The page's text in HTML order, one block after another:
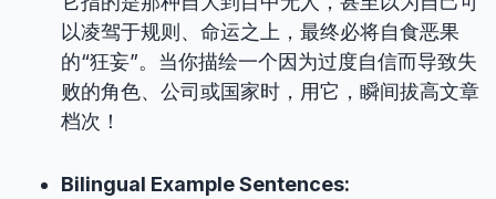
以凌驾于规则、命运之上，最终必将自食恶果
的“狂妄”。当你描绘一个因为过度自信而导致失
败的角色、公司或国家时，用它，瞬间拔高文章
档次！
Bilingual Example Sentences: